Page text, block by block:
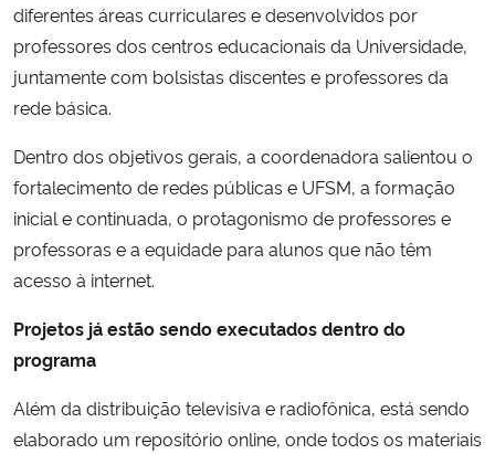
diferentes áreas curriculares e desenvolvidos por
professores dos centros educacionais da Universidade,
juntamente com bolsistas discentes e professores da
rede básica.
Dentro dos objetivos gerais, a coordenadora salientou o
fortalecimento de redes públicas e UFSM, a formação
inicial e continuada, o protagonismo de professores e
professoras e a equidade para alunos que não têm
acesso à internet.
Projetos já estão sendo executados dentro do
programa
Além da distribuição televisiva e radiofônica, está sendo
elaborado um repositório online, onde todos os materiais